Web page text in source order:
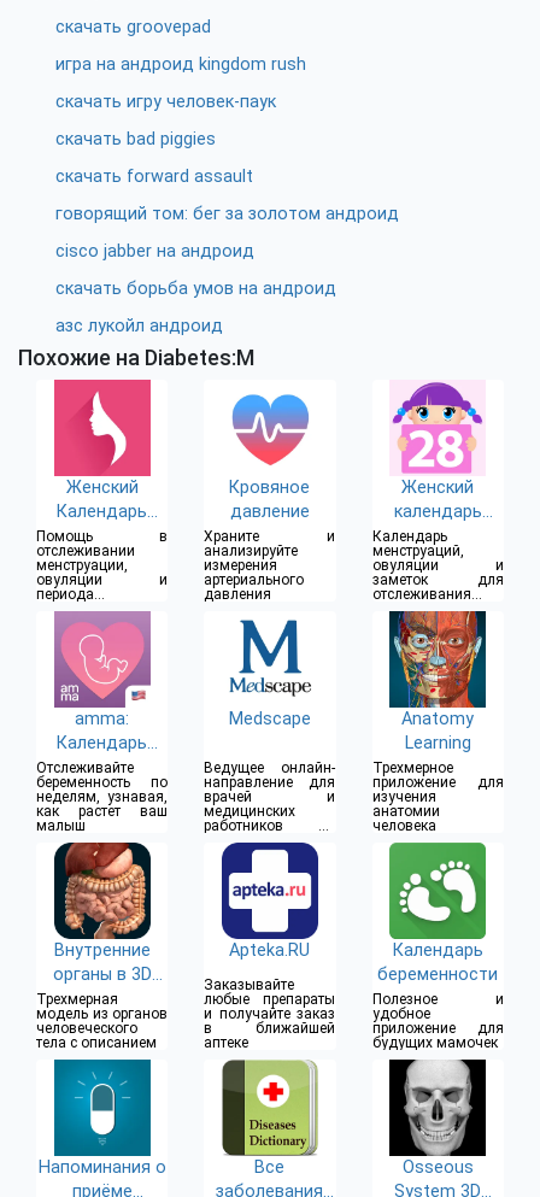
скачать groovepad
игра на андроид kingdom rush
скачать игру человек-паук
скачать bad piggies
скачать forward assault
говорящий том: бег за золотом андроид
cisco jabber на андроид
скачать борьба умов на андроид
азс лукойл андроид
Похожие на Diabetes:M
Женский
Календарь
Месячных
Помощь в
отслеживании
менструации,
овуляции и
периода
фертильных дней
Кровяное
давление
Храните и
анализируйте
измерения
артериального
давления
Женский
календарь
месячных
Календарь
менструаций,
овуляции и
заметок для
отслеживания
месячных циклов
amma:
Календарь
беременности
Отслеживайте
беременность по
неделям, узнавая,
как растет ваш
малыш
Medscape
Ведущее онлайн-
направление для
врачей и
медицинских
работников во
всем мире
Anatomy
Learning
Трехмерное
приложение для
изучения
анатомии
человека
Внутренние
органы в 3D
(анатомия)
Трехмерная
модель из органов
человеческого
тела с описанием
Apteka.RU
Заказывайте
любые препараты
и получайте заказ
в ближайшей
аптеке
Календарь
беременности
Полезное и
удобное
приложение для
будущих мамочек
Напоминания о
приёме
Все
заболевания
Osseous
System 3D